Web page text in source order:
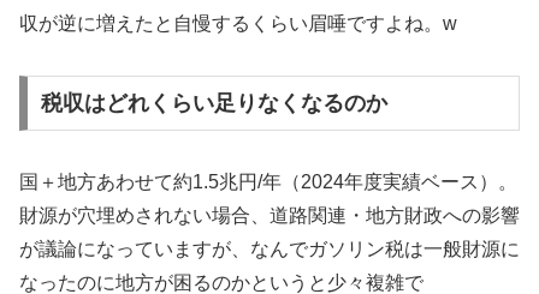
収が逆に増えたと自慢するくらい眉唾ですよね。w
税収はどれくらい足りなくなるのか
国＋地方あわせて約1.5兆円/年（2024年度実績ベース）。
財源が穴埋めされない場合、道路関連・地方財政への影響
が議論になっていますが、なんでガソリン税は一般財源に
なったのに地方が困るのかというと少々複雑で